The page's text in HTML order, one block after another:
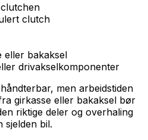
clutch
eller bakaksel
drivakselkomponenter
men arbeidstiden
girkasse eller bakaksel bør
riktige deler og overhaling
sjelden bil.